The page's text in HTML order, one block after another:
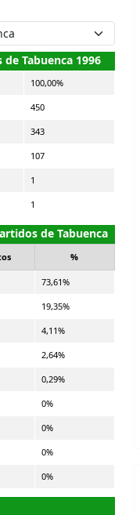
Tabuenca 1996
100,00%
450
343
107
1
1
de Tabuenca
%
73,61%
19,35%
4,11%
2,64%
0,29%
0%
0%
0%
0%